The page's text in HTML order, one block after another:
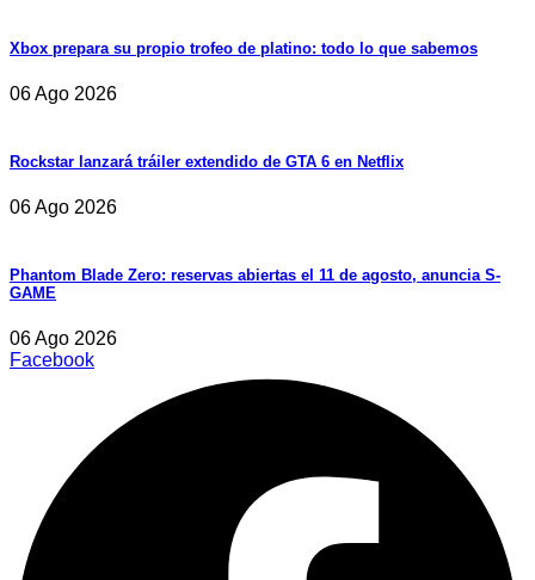
Xbox prepara su propio trofeo de platino: todo lo que sabemos
06 Ago 2026
Rockstar lanzará tráiler extendido de GTA 6 en Netflix
06 Ago 2026
Phantom Blade Zero: reservas abiertas el 11 de agosto, anuncia S-
GAME
06 Ago 2026
Facebook